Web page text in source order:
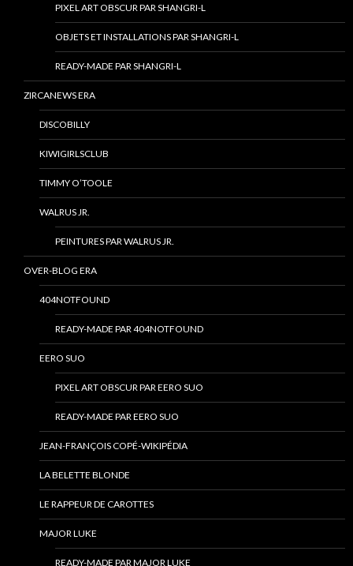
PIXEL ART OBSCUR PAR SHANGRI-L
OBJETS ET INSTALLATIONS PAR SHANGRI-L
READY-MADE PAR SHANGRI-L
ZIRCANEWS ERA
DISCOBILLY
KIWIGIRLSCLUB
TIMMY O’TOOLE
WALRUS JR.
PEINTURES PAR WALRUS JR.
OVER-BLOG ERA
404NOTFOUND
READY-MADE PAR 404NOTFOUND
EERO SUO
PIXEL ART OBSCUR PAR EERO SUO
READY-MADE PAR EERO SUO
JEAN-FRANÇOIS COPÉ-WIKIPÉDIA
LA BELETTE BLONDE
LE RAPPEUR DE CAROTTES
MAJOR LUKE
READY-MADE PAR MAJOR LUKE